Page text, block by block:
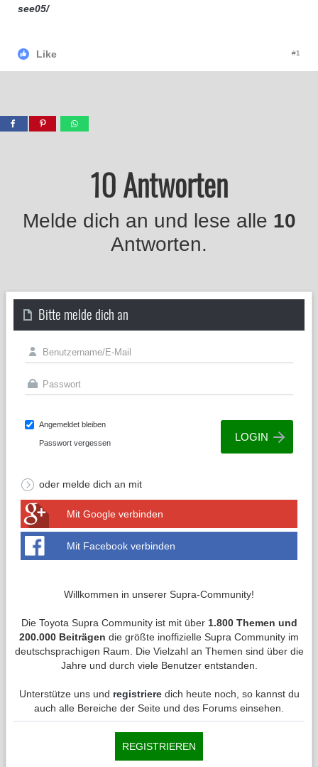
see05/
Like #1
10 Antworten
Melde dich an und lese alle 10
Antworten.
Bitte melde dich an
Angemeldet bleiben
Passwort vergessen
oder melde dich an mit
Mit Google verbinden
Mit Facebook verbinden
Willkommen in unserer Supra-Community!
Die Toyota Supra Community ist mit über 1.800 Themen und
200.000 Beiträgen die größte inoffizielle Supra Community im
deutschsprachigen Raum. Die Vielzahl an Themen sind über die
Jahre und durch viele Benutzer entstanden.
Unterstütze uns und registrieredich heute noch, so kannst du
auch alle Bereiche der Seite und des Forums einsehen.
REGISTRIEREN